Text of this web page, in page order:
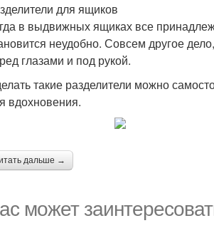
для ящиков
в выдвижных ящиках все
неудобно. Совсем другое
глазами и под рукой.
такие разделители можно
вдохновения.
дальше →
может